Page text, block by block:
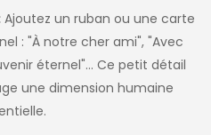
Ajoutez un ruban ou une carte
: "À notre cher ami", "Avec
éternel"… Ce petit détail
une dimension humaine